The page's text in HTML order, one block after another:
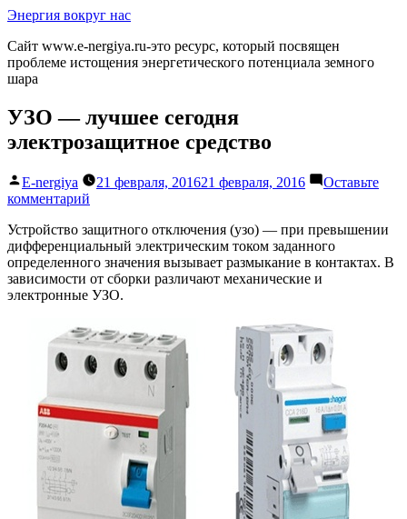
Перейти
содержимому
Энергия вокруг нас
Сайт www.e-nergiya.ru-это ресурс, который посвящен
проблеме истощения энергетического потенциала земного
шара
УЗО — лучшее сегодня
электрозащитное средство
Написано
автором
E-nergiya 21 февраля, 201621 февраля, 2016
Оставьте
комментарий
—
лучшее
сегодня
электрозащитное
средство
Устройство защитного отключения (узо) — при превышении
дифференциальный электрическим током заданного
определенного значения вызывает размыкание в контактах. В
зависимости от сборки различают механические и
электронные УЗО.